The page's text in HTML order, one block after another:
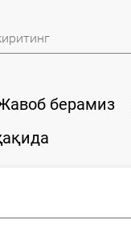
берамиз